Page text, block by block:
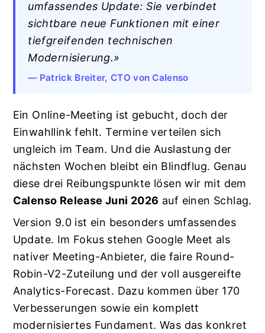
umfassendes Update: Sie verbindet
sichtbare neue Funktionen mit einer
tiefgreifenden technischen
Modernisierung.»
— Patrick Breiter, CTO von Calenso
Ein Online-Meeting ist gebucht, doch der
Einwahllink fehlt. Termine verteilen sich
ungleich im Team. Und die Auslastung der
nächsten Wochen bleibt ein Blindflug. Genau
diese drei Reibungspunkte lösen wir mit dem
Calenso Release Juni 2026 auf einen Schlag.
Version 9.0 ist ein besonders umfassendes
Update. Im Fokus stehen Google Meet als
nativer Meeting-Anbieter, die faire Round-
Robin-V2-Zuteilung und der voll ausgereifte
Analytics-Forecast. Dazu kommen über 170
Verbesserungen sowie ein komplett
modernisiertes Fundament. Was das konkret